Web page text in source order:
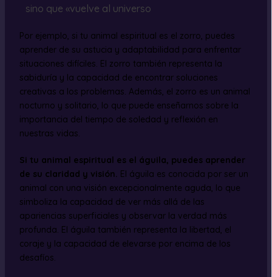
sino que «vuelve al universo
Por ejemplo, si tu animal espiritual es el zorro, puedes
aprender de su astucia y adaptabilidad para enfrentar
situaciones difíciles. El zorro también representa la
sabiduría y la capacidad de encontrar soluciones
creativas a los problemas. Además, el zorro es un animal
nocturno y solitario, lo que puede enseñarnos sobre la
importancia del tiempo de soledad y reflexión en
nuestras vidas.
Si tu animal espiritual es el águila, puedes aprender
de su claridad y visión. El águila es conocida por ser un
animal con una visión excepcionalmente aguda, lo que
simboliza la capacidad de ver más allá de las
apariencias superficiales y observar la verdad más
profunda. El águila también representa la libertad, el
coraje y la capacidad de elevarse por encima de los
desafíos.